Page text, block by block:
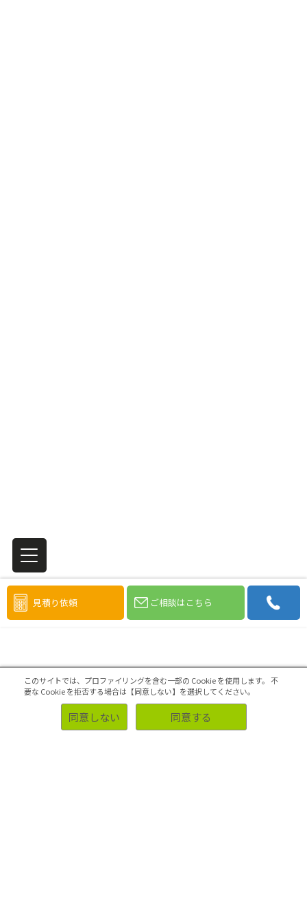
見積り依頼 ご相談はこちら
このサイトでは、プロファイリングを含む一部の Cookie を使用します。 不
要な Cookie を拒否する場合は【同意しない】を選択してください。
同意しない 同意する